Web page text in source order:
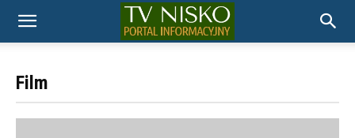
TELEWIZJA
NISKO
Film